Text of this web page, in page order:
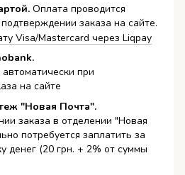
. Оплата проводится
заказа на сайте.
при
на сайте
"Новая Почта".
заказа в отделении "Новая
потребуется заплатить за
денег (20 грн. + 2% от суммы